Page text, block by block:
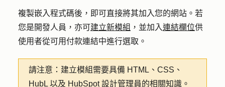
複製嵌入程式碼後，即可直接將其加入您的網站。若
您是開發人員，亦可建立新模組 ，並加入連結欄位供
使用者從可用付款連結中進行選取。
請注意： 建立模組需要具備 HTML、CSS、
HubL 以及 HubSpot 設計管理員的相關知識。